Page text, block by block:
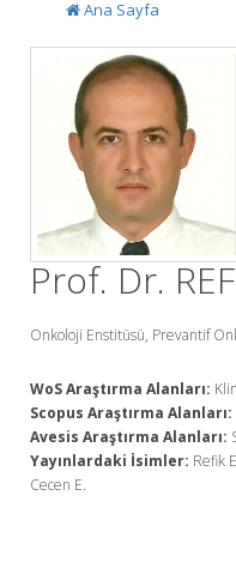
Ana Sayfa
Prof. Dr.
Onkoloji Enstitüsü, Prevantif
WoS Araştırma Alanları:
Scopus Araştırma Alanları:
Avesis Araştırma Alanları:
Yayınlardaki İsimler: Refik
Cecen E.